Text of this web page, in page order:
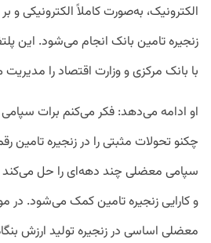
الکترونیک، به‌صورت کاملاً الکترونیکی و
زنجیره تامین بانک انجام می‌شود. این
با بانک مرکزی و وزارت اقتصاد را
او ادامه می‌دهد: فکر می‌کنم برات
چکنو تحولات مثبتی را در زنجیره تامین
سپامی معضلی چند دهه‌ای را حل
و کارایی زنجیره تامین کمک می‌شود.
معضلی اساسی در زنجیره تولید ارزش